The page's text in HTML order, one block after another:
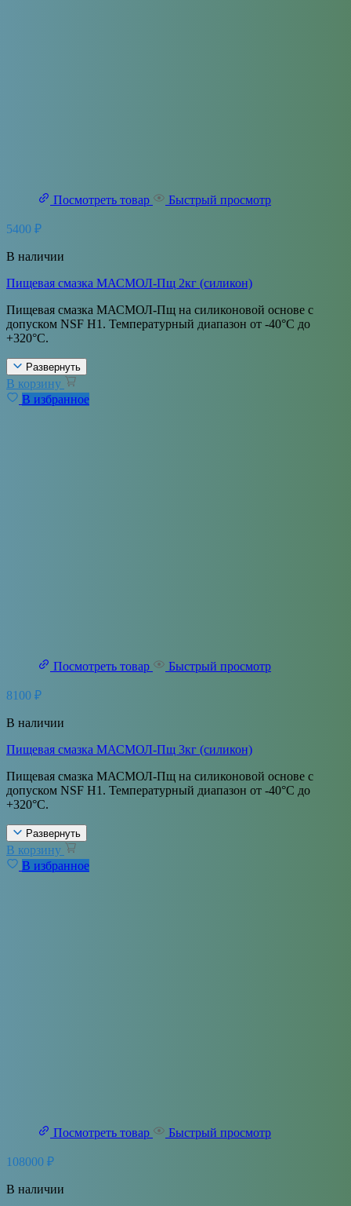
Посмотреть товар Быстрый просмотр
5400 ₽
В наличии
Пищевая смазка МАСМОЛ-Пщ 2кг (силикон)
Пищевая смазка МАСМОЛ-Пщ на силиконовой основе с
допуском NSF H1. Температурный диапазон от -40°С до
+320°С.
Развернуть
В корзину
В избранное
Посмотреть товар Быстрый просмотр
8100 ₽
В наличии
Пищевая смазка МАСМОЛ-Пщ 3кг (силикон)
Пищевая смазка МАСМОЛ-Пщ на силиконовой основе с
допуском NSF H1. Температурный диапазон от -40°С до
+320°С.
Развернуть
В корзину
В избранное
Посмотреть товар Быстрый просмотр
108000 ₽
В наличии